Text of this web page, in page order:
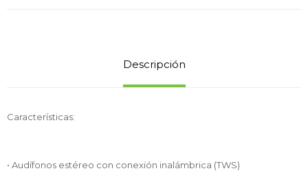
Descripción
Características:
• Audífonos estéreo con conexión inalámbrica (TWS)